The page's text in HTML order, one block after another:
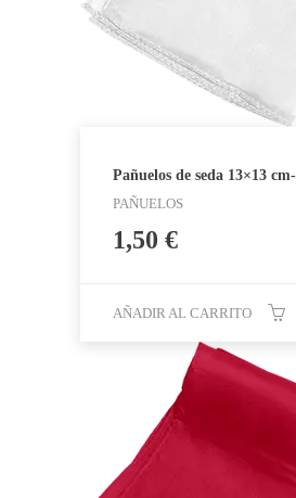
Pañuelos de seda 13×13
PAÑUELOS
1,50 €
AÑADIR AL CARRITO